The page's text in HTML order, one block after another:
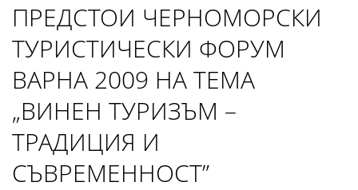
ПРЕДСТОИ ЧЕРНОМОРСКИ
ТУРИСТИЧЕСКИ ФОРУМ
ВАРНА 2009 НА ТЕМА
„ВИНЕН ТУРИЗЪМ –
ТРАДИЦИЯ И
СЪВРЕМЕННОСТ”